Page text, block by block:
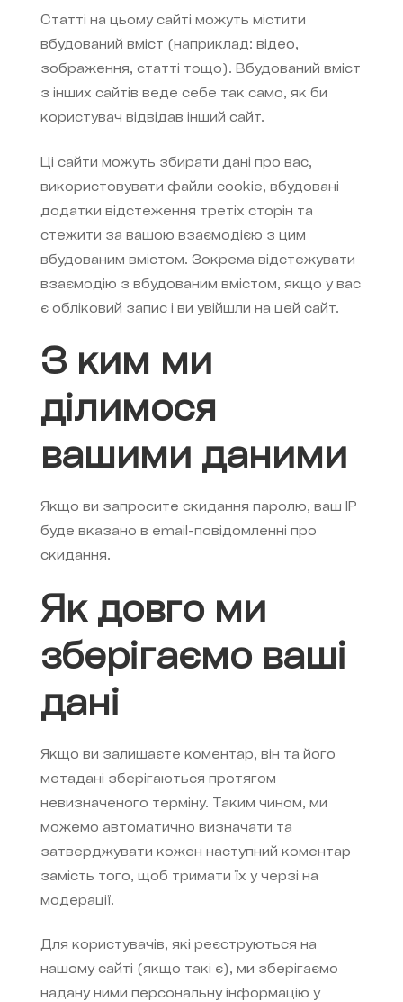
Статті на цьому сайті можуть містити
вбудований вміст (наприклад: відео,
зображення, статті тощо). Вбудований вміст
з інших сайтів веде себе так само, як би
користувач відвідав інший сайт.
Ці сайти можуть збирати дані про вас,
використовувати файли cookie, вбудовані
додатки відстеження третіх сторін та
стежити за вашою взаємодією з цим
вбудованим вмістом. Зокрема відстежувати
взаємодію з вбудованим вмістом, якщо у вас
є обліковий запис і ви увійшли на цей сайт.
З ким ми
ділимося
вашими даними
Якщо ви запросите скидання паролю, ваш IP
буде вказано в email-повідомленні про
скидання.
Як довго ми
зберігаємо ваші
дані
Якщо ви залишаєте коментар, він та його
метадані зберігаються протягом
невизначеного терміну. Таким чином, ми
можемо автоматично визначати та
затверджувати кожен наступний коментар
замість того, щоб тримати їх у черзі на
модерації.
Для користувачів, які реєструються на
нашому сайті (якщо такі є), ми зберігаємо
надану ними персональну інформацію у